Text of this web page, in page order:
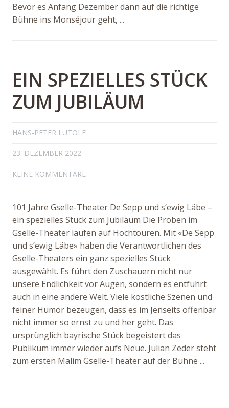
Bevor es Anfang Dezember dann auf die richtige
Bühne ins Monséjour geht, ...
EIN SPEZIELLES STÜCK
ZUM JUBILÄUM
HANS-PETER LÜTOLF
23. DEZEMBER 2022
KEINE KOMMENTARE
101 Jahre Gselle-Theater De Sepp und s’ewig Läbe –
ein spezielles Stück zum Jubiläum Die Proben im
Gselle-Theater laufen auf Hochtouren. Mit «De Sepp
und s’ewig Läbe» haben die Verantwortlichen des
Gselle-Theaters ein ganz spezielles Stück
ausgewählt. Es führt den Zuschauern nicht nur
unsere Endlichkeit vor Augen, sondern es entführt
auch in eine andere Welt. Viele köstliche Szenen und
feiner Humor bezeugen, dass es im Jenseits offenbar
nicht immer so ernst zu und her geht. Das
ursprünglich bayrische Stück begeistert das
Publikum immer wieder aufs Neue. Julian Zeder steht
zum ersten Malim Gselle-Theater auf der Bühne ...